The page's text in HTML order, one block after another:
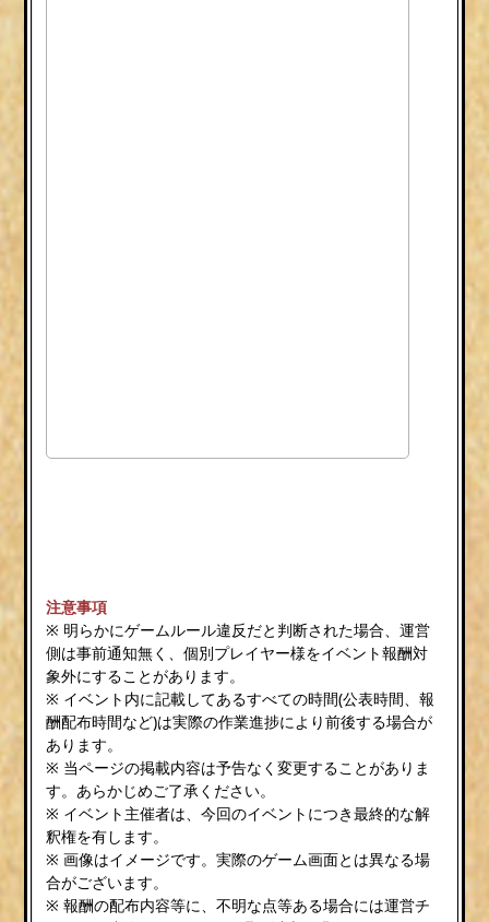
注意事項
※ 明らかにゲームルール違反だと判断された場合、運営
側は事前通知無く、個別プレイヤー様をイベント報酬対
象外にすることがあります。
※ イベント内に記載してあるすべての時間(公表時間、報
酬配布時間など)は実際の作業進捗により前後する場合が
あります。
※ 当ページの掲載内容は予告なく変更することがありま
す。あらかじめご了承ください。
※ イベント主催者は、今回のイベントにつき最終的な解
釈権を有します。
※ 画像はイメージです。実際のゲーム画面とは異なる場
合がございます。
※ 報酬の配布内容等に、不明な点等ある場合には運営チ